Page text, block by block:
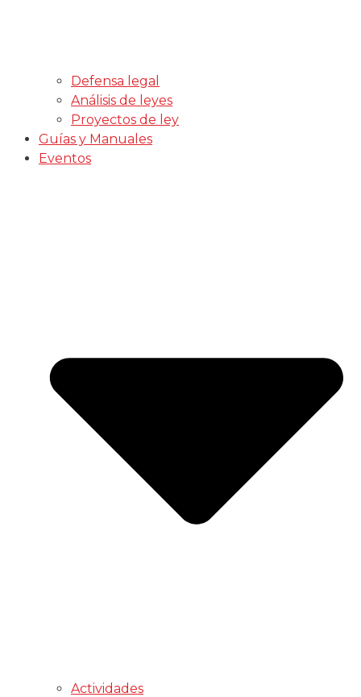
Defensa legal
Análisis de leyes
Proyectos de ley
Guías y Manuales
Eventos
Actividades